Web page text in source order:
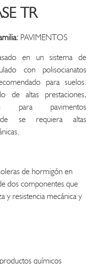
TR
PAVIMENTOS
en un sistema de
con polisocianatos
para suelos.
de altas prestaciones,
para pavimentos
se requiera altas
de hormigón en
dos componentes que
y resistencia mecánica y
químicos